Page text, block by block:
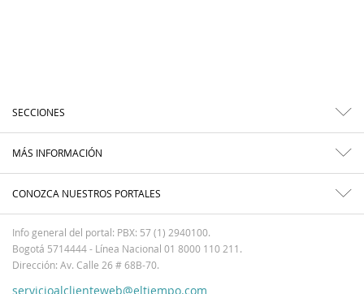
SECCIONES
MÁS INFORMACIÓN
CONOZCA NUESTROS PORTALES
Info general del portal: PBX: 57 (1) 2940100.
Bogotá 5714444 - Línea Nacional 01 8000 110 211.
Dirección: Av. Calle 26 # 68B-70.
servicioalclienteweb@eltiempo.com